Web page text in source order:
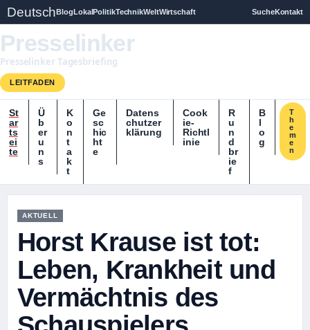
DeutschBlogLokalPolitikTechnikWeltWirtschaft SucheKontakt
Presselinker
Presselinker Tagesbriefing
LEITFADEN
St
ar
ts
ei
te
Ü
b
er
u
n
s
K
o
n
t
a
k
t
Ge
sc
hic
ht
e
Datens
chutzer
klärung
Cook
ie-
Richtl
inie
R
u
n
d
br
ie
f
B
l
o
g
T
h
e
m
e
n
AKTUELL
Horst Krause ist tot:
Leben, Krankheit und
Vermächtnis des